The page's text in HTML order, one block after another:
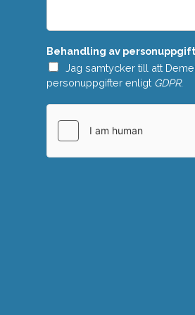
a
d
e
*
Behandling av
Jag samtycker till att
personuppgifter enligt GDPR.